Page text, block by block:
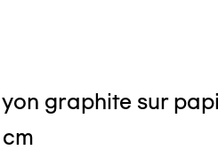
graphite sur